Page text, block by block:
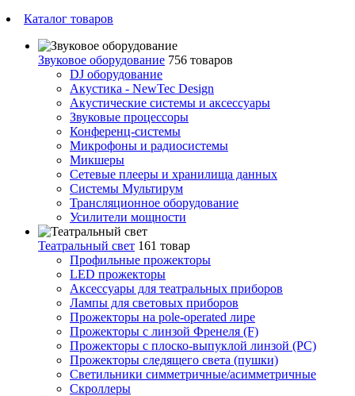
Каталог товаров
Звуковое оборудование 756 товаров
DJ оборудование
Акустика - NewTec Design
Акустические системы и аксессуары
Звуковые процессоры
Конференц-системы
Микрофоны и радиосистемы
Микшеры
Сетевые плееры и хранилища данных
Системы Мультирум
Трансляционное оборудование
Усилители мощности
Театральный свет 161 товар
Профильные прожекторы
LED прожекторы
Аксессуары для театральных приборов
Лампы для световых приборов
Прожекторы на pole-operated лире
Прожекторы с линзой Френеля (F)
Прожекторы с плоско-выпуклой линзой (PC)
Прожекторы следящего света (пушки)
Светильники симметричные/асимметричные
Скроллеры